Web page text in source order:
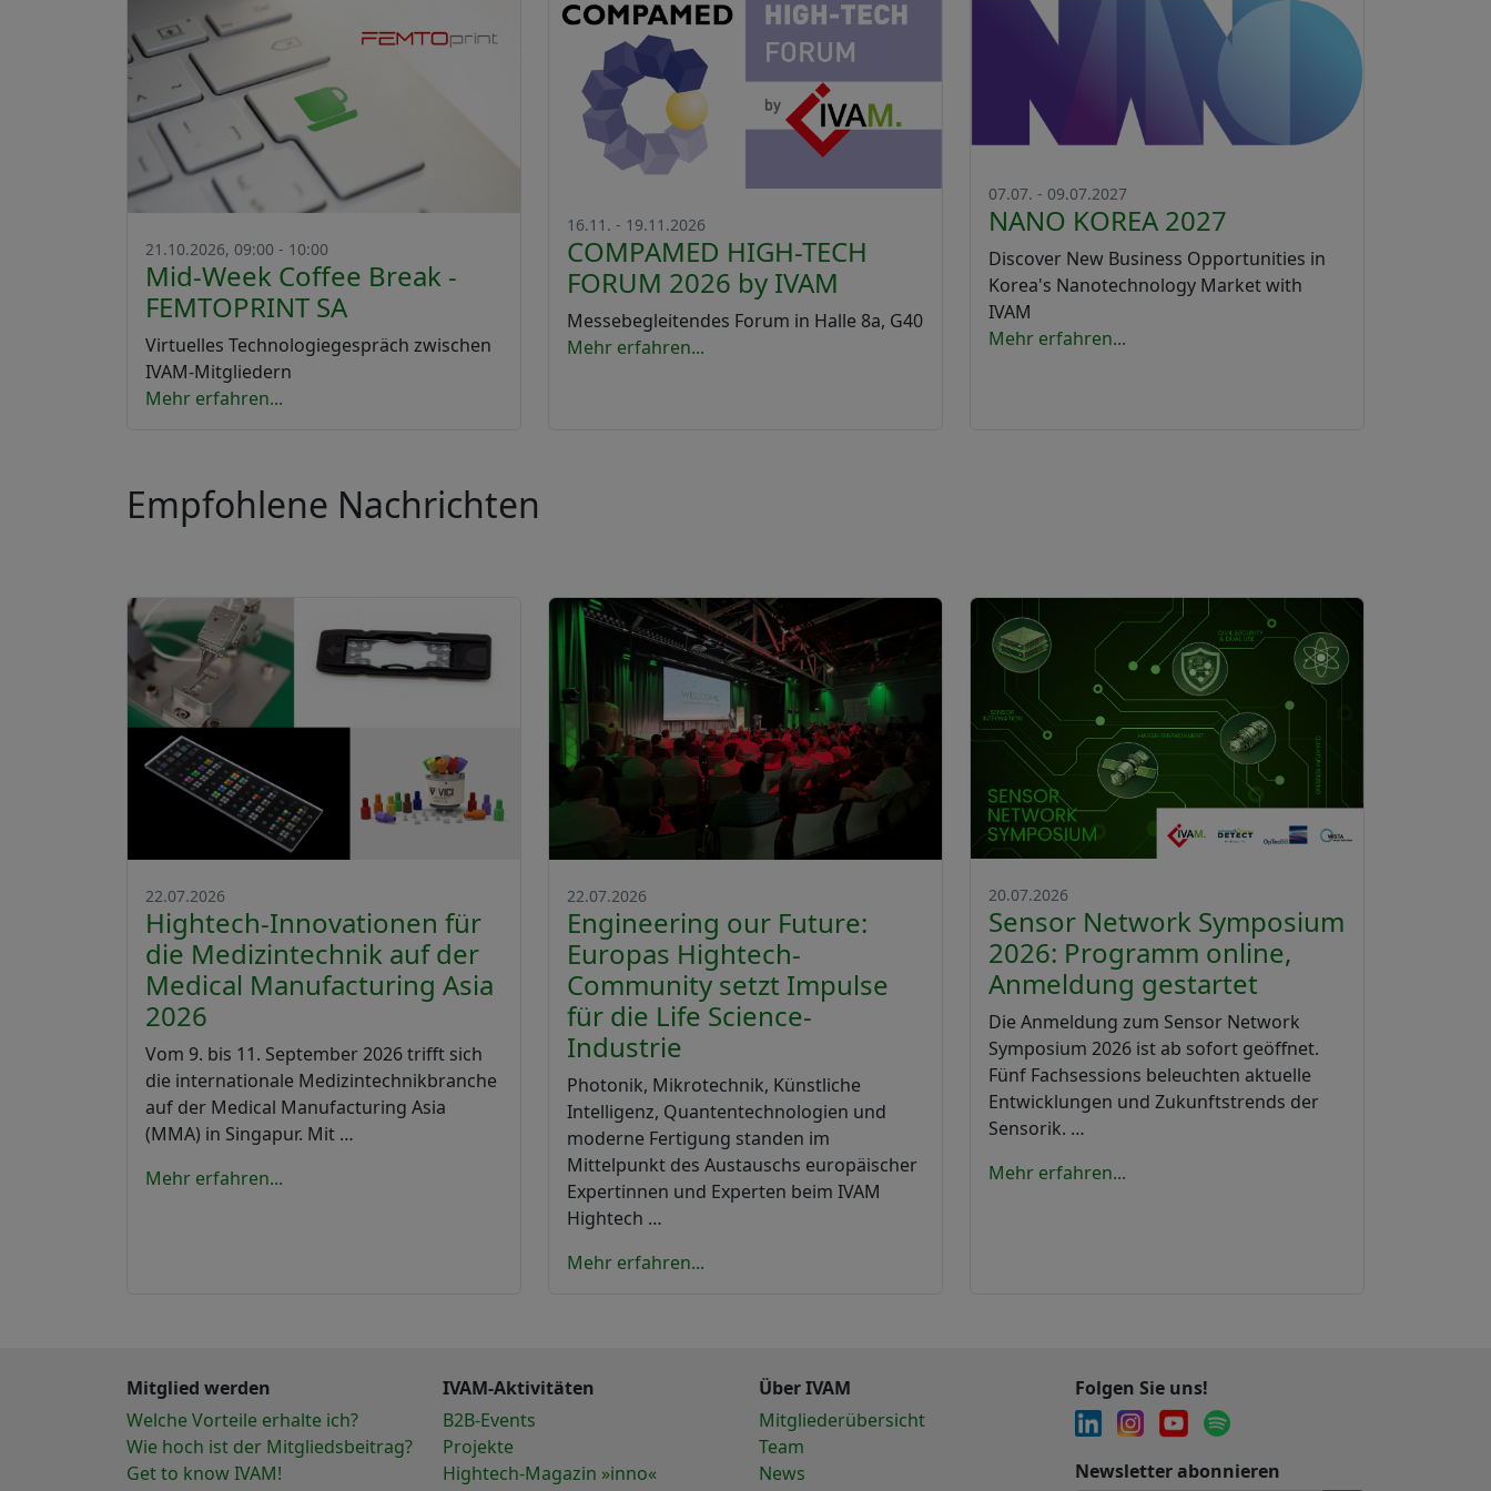
21.10.2026, 09:00 - 10:00
Mid-Week Coffee Break -
FEMTOPRINT SA
Virtuelles Technologiegespräch zwischen
IVAM-Mitgliedern
Mehr erfahren...
16.11. - 19.11.2026
COMPAMED HIGH-TECH
FORUM 2026 by IVAM
Messebegleitendes Forum in Halle 8a, G40
Mehr erfahren...
07.07. - 09.07.2027
NANO KOREA 2027
Discover New Business Opportunities in
Korea's Nanotechnology Market with
IVAM
Mehr erfahren...
Empfohlene Nachrichten
22.07.2026
Hightech-Innovationen für
die Medizintechnik auf der
Medical Manufacturing Asia
2026
Vom 9. bis 11. September 2026 trifft sich
die internationale Medizintechnikbranche
auf der Medical Manufacturing Asia
(MMA) in Singapur. Mit …
Mehr erfahren...
22.07.2026
Engineering our Future:
Europas Hightech-
Community setzt Impulse
für die Life Science-
Industrie
Photonik, Mikrotechnik, Künstliche
Intelligenz, Quantentechnologien und
moderne Fertigung standen im
Mittelpunkt des Austauschs europäischer
Expertinnen und Experten beim IVAM
Hightech …
Mehr erfahren...
20.07.2026
Sensor Network Symposium
2026: Programm online,
Anmeldung gestartet
Die Anmeldung zum Sensor Network
Symposium 2026 ist ab sofort geöffnet.
Fünf Fachsessions beleuchten aktuelle
Entwicklungen und Zukunftstrends der
Sensorik. …
Mehr erfahren...
Mitglied werden
Welche Vorteile erhalte ich?
Wie hoch ist der Mitgliedsbeitrag?
Get to know IVAM!
IVAM-Aktivitäten
B2B-Events
Projekte
Hightech-Magazin »inno«
Über IVAM
Mitgliederübersicht
Team
News
Folgen Sie uns!
Newsletter abonnieren